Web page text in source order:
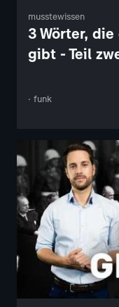
musstewissen
3 Wörter,
gibt - Teil
· funk